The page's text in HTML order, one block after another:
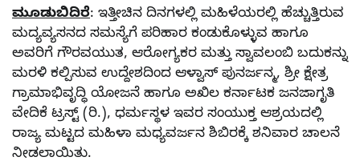
ಮೂಡುಬಿದಿರೆ: ಇತ್ತೀಚಿನ ದಿನಗಳಲ್ಲಿ ಮಹಿಳೆಯರಲ್ಲಿ ಹೆಚ್ಚುತ್ತಿರುವ
ಮದ್ಯವ್ಯಸನದ ಸಮಸ್ಯೆಗೆ ಪರಿಹಾರ ಕಂಡುಕೊಳ್ಳುವ ಹಾಗೂ
ಅವರಿಗೆ ಗೌರವಯುತ, ಆರೋಗ್ಯಕರ ಮತ್ತು ಸ್ವಾವಲಂಬಿ ಬದುಕನ್ನು
ಮರಳಿ ಕಲ್ಪಿಸುವ ಉದ್ದೇಶದಿಂದ ಆಳ್ವಾಸ್ ಪುನರ್ಜನ್ಮ, ಶ್ರೀ ಕ್ಷೇತ್ರ
ಗ್ರಾಮಾಭಿವೃದ್ಧಿ ಯೋಜನೆ ಹಾಗೂ ಅಖಿಲ ಕರ್ನಾಟಕ ಜನಜಾಗೃತಿ
ವೇದಿಕೆ ಟ್ರಸ್ಟ್ (ರಿ.), ಧರ್ಮಸ್ಥಳ ಇವರ ಸಂಯುಕ್ತ ಆಶ್ರಯದಲ್ಲಿ
ರಾಜ್ಯ ಮಟ್ಟದ ಮಹಿಳಾ ಮಧ್ಯವರ್ಜನ ಶಿಬಿರಕ್ಕೆ ಶನಿವಾರ ಚಾಲನೆ
ನೀಡಲಾಯಿತು.